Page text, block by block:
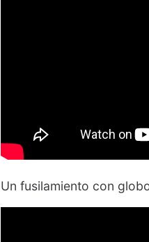
Un fusilamiento con